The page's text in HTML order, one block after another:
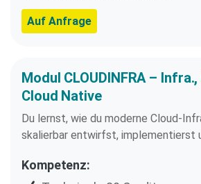
Auf Anfrage
Modul CLOUDINFRA –
Cloud Native
Du lernst, wie du moderne Cloud-
skalierbar entwirfst, implementierst
Kompetenz: